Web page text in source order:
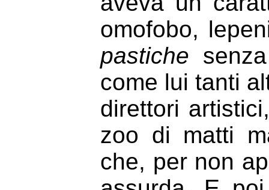
omofobo,
pastiche
come lui tanti
direttori
zoo di matti
che, per non